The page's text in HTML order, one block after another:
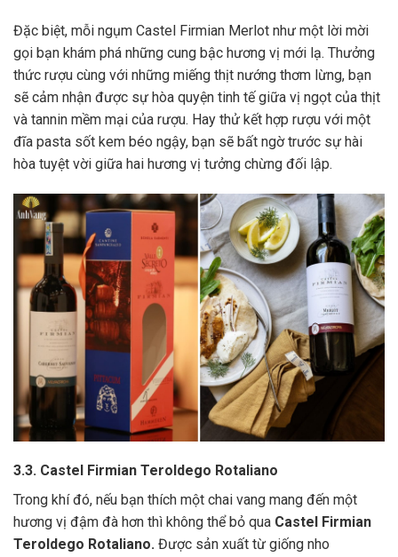
Đặc biệt, mỗi ngụm Castel Firmian Merlot như một lời mời
gọi bạn khám phá những cung bậc hương vị mới lạ. Thưởng
thức rượu cùng với những miếng thịt nướng thơm lừng, bạn
sẽ cảm nhận được sự hòa quyện tinh tế giữa vị ngọt của thịt
và tannin mềm mại của rượu. Hay thử kết hợp rượu với một
đĩa pasta sốt kem béo ngậy, bạn sẽ bất ngờ trước sự hài
hòa tuyệt vời giữa hai hương vị tưởng chừng đối lập.
3.3. Castel Firmian Teroldego Rotaliano
Trong khí đó, nếu bạn thích một chai vang mang đến một
hương vị đậm đà hơn thì không thể bỏ qua Castel Firmian
Teroldego Rotaliano. Được sản xuất từ giống nho